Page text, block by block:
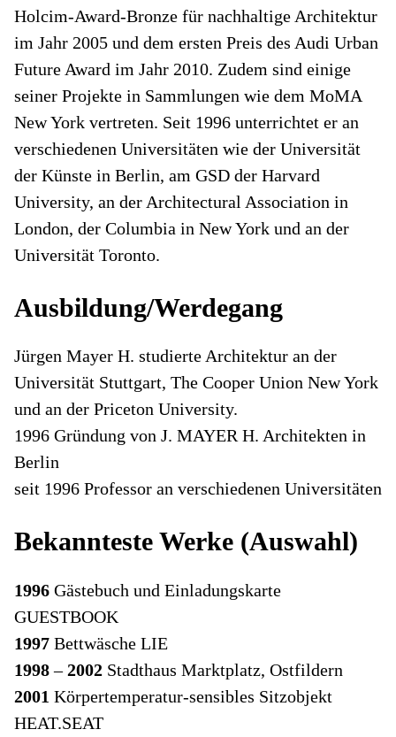
Holcim-Award-Bronze für nachhaltige Architektur
im Jahr 2005 und dem ersten Preis des Audi Urban
Future Award im Jahr 2010. Zudem sind einige
seiner Projekte in Sammlungen wie dem MoMA
New York vertreten. Seit 1996 unterrichtet er an
verschiedenen Universitäten wie der Universität
der Künste in Berlin, am GSD der Harvard
University, an der Architectural Association in
London, der Columbia in New York und an der
Universität Toronto.
Ausbildung/Werdegang
Jürgen Mayer H. studierte Architektur an der
Universität Stuttgart, The Cooper Union New York
und an der Priceton University.
1996 Gründung von J. MAYER H. Architekten in
Berlin
seit 1996 Professor an verschiedenen Universitäten
Bekannteste Werke (Auswahl)
1996 Gästebuch und Einladungskarte
GUESTBOOK
1997 Bettwäsche LIE
1998–2002 Stadthaus Marktplatz, Ostfildern
2001 Körpertemperatur-sensibles Sitzobjekt
HEAT.SEAT